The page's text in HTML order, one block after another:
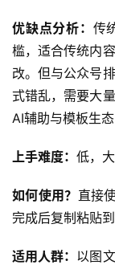
优缺点分析： 传
槛，适合传统内
改。但与公众号
式错乱，需要大
AI辅助与模板生
上手难度： 低，
如何使用？ 直接
完成后复制粘贴到
适用人群： 以图